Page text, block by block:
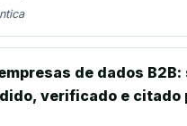
de dados B2B:
verificado e citado